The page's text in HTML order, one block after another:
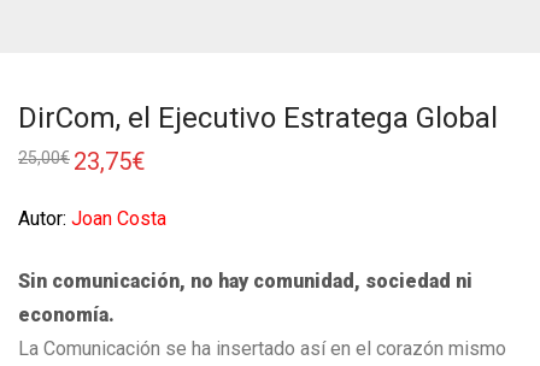
DirCom, el Ejecutivo Estratega Global
25,00€ 23,75€
Autor: Joan Costa
Sin comunicación, no hay comunidad, sociedad ni
economía.
La Comunicación se ha insertado así en el corazón mismo